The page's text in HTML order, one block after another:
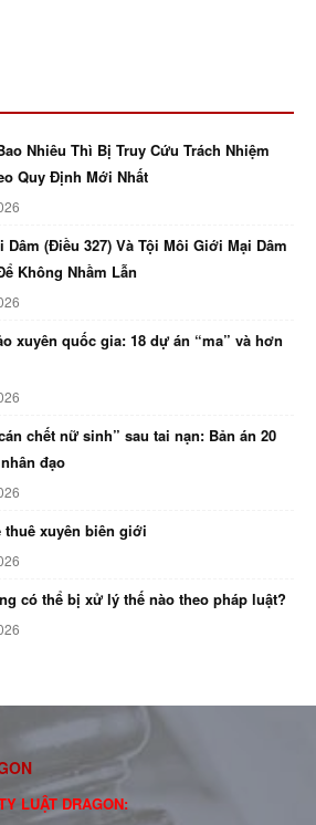
Nhiêu Thì Bị Truy Cứu Trách Nhiệm
Quy Định Mới Nhất
Dâm (Điều 327) Và Tội Môi Giới Mại Dâm
Không Nhầm Lẫn
xuyên quốc gia: 18 dự án “ma” và hơn
chết nữ sinh” sau tai nạn: Bản án 20
đạo
xuyên biên giới
có thể bị xử lý thế nào theo pháp luật?
LUẬT DRAGON: